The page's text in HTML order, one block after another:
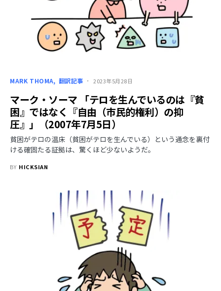
MARK THOMA 翻訳記事 2023年5月28日
マーク・ソーマ 「テロを生んでいるのは『貧
困』ではなく『自由（市民的権利）の抑
圧』」（2007年7月5日）
貧困がテロの温床（貧困がテロを生んでいる）という通念を裏付
ける確固たる証拠は、驚くほど少ないようだ。
BY HICKSIAN